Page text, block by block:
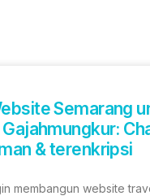
Semarang
Gajahmungkur:
& terenkripsi
membangun website